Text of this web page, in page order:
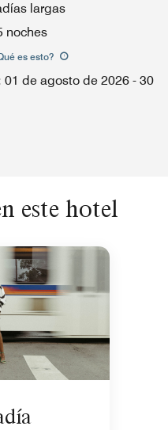
largas
noches
es esto?
01 de agosto de 2026 - 30
este hotel